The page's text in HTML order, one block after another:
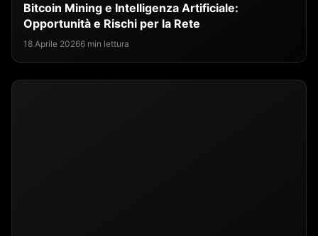
Bitcoin Mining e Intelligenza Artificiale:
Opportunità e Rischi per la Rete
18 Aprile 20266 min lettura